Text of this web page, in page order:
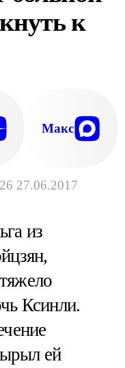
27.06.2017
к
Макс
из
Ксинли.
ей